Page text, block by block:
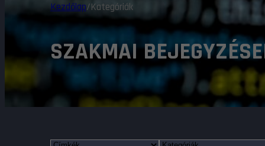
Kezdőlap/Kategóriák
SZAKMAI